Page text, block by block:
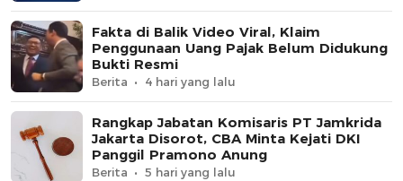
Fakta di Balik Video Viral, Klaim
Penggunaan Uang Pajak Belum Didukung
Bukti Resmi
Berita 4 hari yang lalu
Rangkap Jabatan Komisaris PT Jamkrida
Jakarta Disorot, CBA Minta Kejati DKI
Panggil Pramono Anung
Berita 5 hari yang lalu